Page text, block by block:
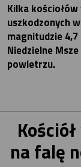
Kilka
uszkodzonych
magnitudzie
Niedzielne
powietrzu.
na falę